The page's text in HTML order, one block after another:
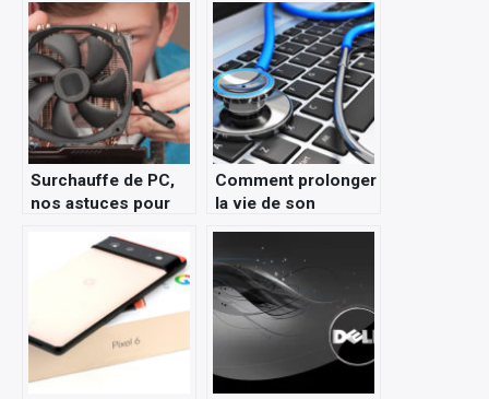
Surchauffe de PC,
nos astuces pour
Comment prolonger
la vie de son
les bonnes
pratiques